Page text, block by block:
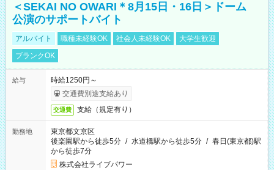
＜SEKAI NO OWARI＊8月15日・16日＞ドーム
公演のサポートバイト
アルバイト 職種未経験OK 社会人未経験OK
大学生歓迎
ブランクOK
給与
時給1250円～
交通費別途支給あり
交通費 支給（規定有り）
勤務地
東京都文京区
後楽園駅から徒歩5分 / 水道橋駅から徒歩5分 / 春日(東京都)駅
から徒歩7分
株式会社ライブパワー